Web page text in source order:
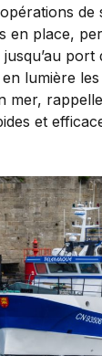
de
en place,
jusqu’au port
lumière
mer,
et